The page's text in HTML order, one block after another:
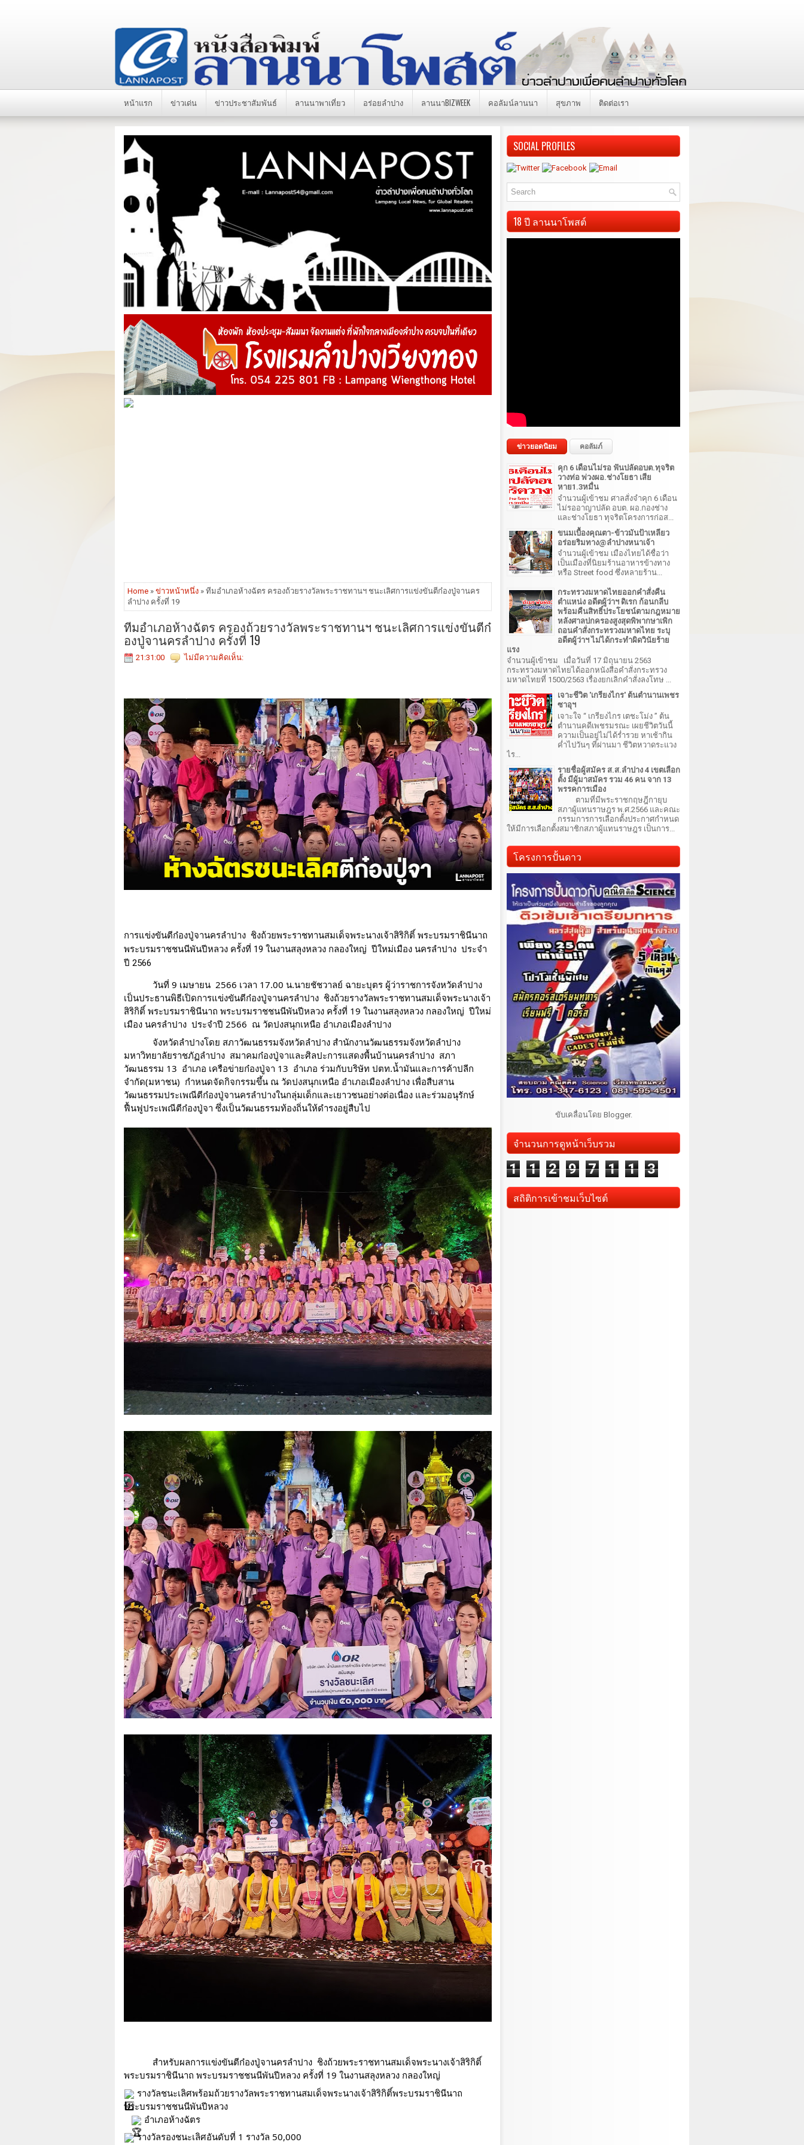
หน้าแรก ข่าวเด่น ข่าวประชาสัมพันธ์ ลานนาพาเที่ยว อร่อยลำปาง ลานนาBIZWEEK คอลัมน์ลานนา สุขภาพ ติดต่อเรา
Home » ข่าวหน้าหนึ่ง » ทีมอำเภอห้างฉัตร ครองถ้วยรางวัลพระราชทานฯ ชนะเลิศการแข่งขันตีก๋องปู่จานคร
ลำปาง ครั้งที่ 19
ทีมอำเภอห้างฉัตร ครองถ้วยรางวัลพระราชทานฯ ชนะเลิศการแข่งขันตีก๋
องปู่จานครลำปาง ครั้งที่ 19
21:31:00 ไม่มีความคิดเห็น:
การแข่งขันตีก๋องปู่จานครลำปาง  ชิงถ้วยพระราชทานสมเด็จพระนางเจ้าสิริกิติ์ พระบรมราชินีนาถ
พระบรมราชชนนีพันปีหลวง ครั้งที่ 19 ในงานสลุงหลวง กลองใหญ่  ปีใหม่เมือง นครลำปาง  ประจำ
ปี 2566
วันที่ 9 เมษายน  2566 เวลา 17.00 น.นายชัชวาลย์ ฉายะบุตร ผู้ว่าราชการจังหวัดลำปาง
เป็นประธานพิธีเปิดการแข่งขันตีก๋องปู่จานครลำปาง  ชิงถ้วยรางวัลพระราชทานสมเด็จพระนางเจ้า
สิริกิติ์ พระบรมราชินีนาถ พระบรมราชชนนีพันปีหลวง ครั้งที่ 19 ในงานสลุงหลวง กลองใหญ่  ปีใหม่
เมือง นครลำปาง  ประจำปี 2566  ณ วัดปงสนุกเหนือ อำเภอเมืองลำปาง
จังหวัดลำปางโดย สภาวัฒนธรรมจังหวัดลำปาง สำนักงานวัฒนธรรมจังหวัดลำปาง
มหาวิทยาลัยราชภัฏลำปาง  สมาคมก๋องปู่จาและศิลปะการแสดงพื้นบ้านนครลำปาง  สภา
วัฒนธรรม 13  อำเภอ เครือข่ายก๋องปู่จา 13  อำเภอ ร่วมกับบริษัท ปตท.น้ำมันและการค้าปลีก
จำกัด(มหาชน)  กำหนดจัดกิจกรรมขึ้น ณ วัดปงสนุกเหนือ อำเภอเมืองลำปาง เพื่อสืบสาน
วัฒนธรรมประเพณีตีก๋องปู่จานครลำปางในกลุ่มเด็กและเยาวชนอย่างต่อเนื่อง และร่วมอนุรักษ์
ฟื้นฟูประเพณีตีก๋องปู่จา ซึ่งเป็นวัฒนธรรมท้องถิ่นให้ดำรงอยู่สืบไป
สำหรับผลการแข่งขันตีก๋องปู่จานครลำปาง  ชิงถ้วยพระราชทานสมเด็จพระนางเจ้าสิริกิติ์
พระบรมราชินีนาถ พระบรมราชชนนีพันปีหลวง ครั้งที่ 19 ในงานสลุงหลวง กลองใหญ่
รางวัลชนะเลิศพร้อมถ้วยรางวัลพระราชทานสมเด็จพระนางเจ้าสิริกิติ์พระบรมราชินีนาถ
พระบรมราชชนนีพันปีหลวง
อำเภอห้างฉัตร
รางวัลรองชนะเลิศอันดับที่ 1 รางวัล 50,000
SOCIAL PROFILES
18 ปี ลานนาโพสต์
ข่าวยอดนิยม คอลัมภ์
คุก 6 เดือนไม่รอ ฟันปลัดอบต.ทุจริต
วางท่อ พ่วงผอ.ช่างโยธา เสีย
หาย1.3หมื่น
จำนวนผู้เข้าชม ศาลสั่งจำคุก 6 เดือน
ไม่รออาญาปลัด อบต. ผอ.กองช่าง
และช่างโยธา ทุจริตโครงการก่อส...
ขนมเบื้องคุณตา-ข้าวมันป้าเหลียว
อร่อยริมทาง@ลำปางหนาเจ้า
จำนวนผู้เข้าชม เมืองไทยได้ชื่อว่า
เป็นเมืองที่นิยมร้านอาหารข้างทาง
หรือ Street food ซึ่งหลายร้าน...
กระทรวงมหาดไทยออกคำสั่งคืน
ตำแหน่ง อดีตผู้ว่าฯ ดิเรก ก้อนกลีบ
พร้อมคืนสิทธิ์ประโยชน์ตามกฎหมาย
หลังศาลปกครองสูงสุดพิพากษาเพิก
ถอนคำสั่งกระทรวงมหาดไทย ระบุ
อดีตผู้ว่าฯ ไม่ได้กระทำผิดวินัยร้าย
แรง
จำนวนผู้เข้าชม เมื่อวันที่ 17 มิถุนายน 2563
กระทรวงมหาดไทยได้ออกหนังสือคำสั่งกระทรวง
มหาดไทยที่ 1500/2563 เรื่องยกเลิกคำสั่งลงโทษ ...
เจาะชีวิต 'เกรียงไกร' ต้นตำนานเพชร
ซาอุฯ
เจาะใจ “ เกรียงไกร เตชะโม่ง ” ต้น
ตำนานคดีเพชรมรณะ เผยชีวิตวันนี้
ความเป็นอยู่ไม่ได้ร่ำรวย หาเช้ากิน
ค่ำไปวันๆ ที่ผ่านมา ชีวิตหวาดระแวง
ไร...
รายชื่อผู้สมัคร ส.ส.ลำปาง 4 เขตเลือก
ตั้ง มีผู้มาสมัคร รวม 46 คน จาก 13
พรรคการเมือง
ตามที่มีพระราชกฤษฎีกายุบ
สภาผู้แทนราษฎร พ.ศ.2566 และคณะ
กรรมการการเลือกตั้งประกาศกำหนด
ให้มีการเลือกตั้งสมาชิกสภาผู้แทนราษฎร เป็นการ...
โครงการปั้นดาว
ขับเคลื่อนโดย Blogger.
จำนวนการดูหน้าเว็บรวม
1 1 2 9 7 1 1 3
สถิติการเข้าชมเว็บไซต์